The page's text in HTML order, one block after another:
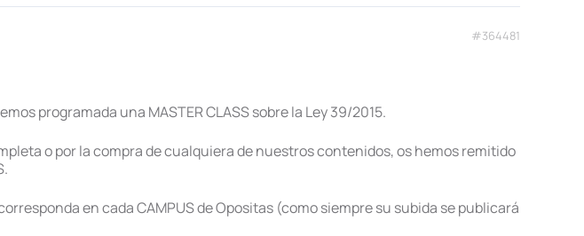
#364481
programada una MASTER CLASS sobre la Ley 39/2015.
o por la compra de cualquiera de nuestros contenidos, os hemos remitido
en cada CAMPUS de Opositas (como siempre su subida se publicará